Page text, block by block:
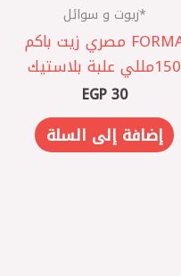
*زيوت و سوائل
FORMA مصري ‎زيت باكم
150مللي علبة بلاستيك
EGP30
إضافة إلى السلة